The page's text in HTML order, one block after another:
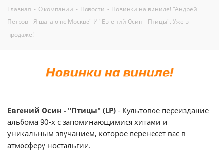
Главная - О компании - Новости - Новинки на виниле! "Андрей
Петров - Я шагаю по Москве" И "Евгений Осин - Птицы". Уже в
продаже!
Евгений Осин - "Птицы" (LP) - Культовое переиздание
альбома 90-х с запоминающимися хитами и
уникальным звучанием, которое перенесет вас в
атмосферу ностальгии.